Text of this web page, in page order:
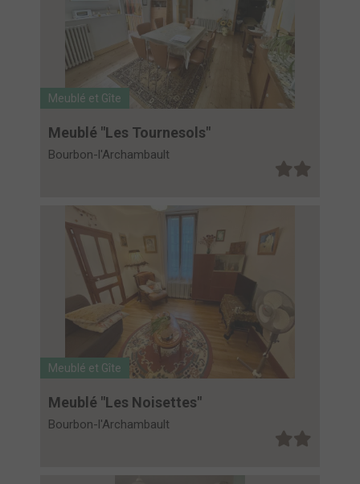
Meublé et Gîte
Meublé "Les Tournesols"
Bourbon-l'Archambault
Meublé et Gîte
Meublé "Les Noisettes"
Bourbon-l'Archambault